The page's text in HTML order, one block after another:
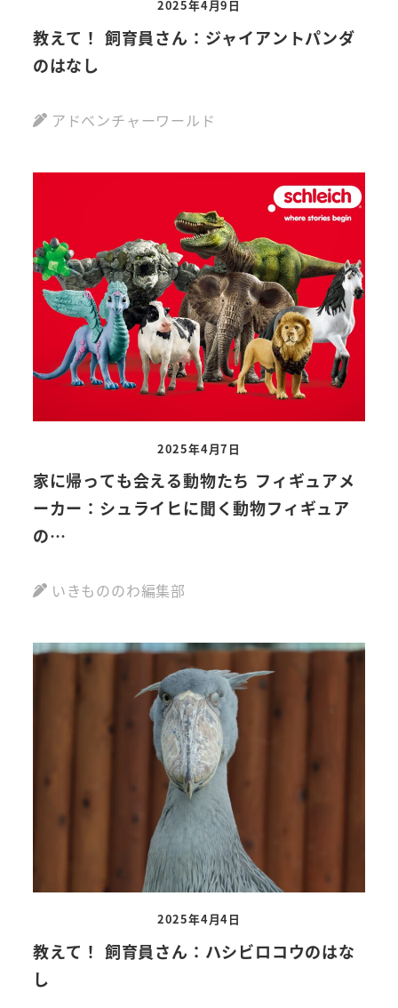
2025年4月9日
教えて！ 飼育員さん：ジャイアントパンダ
のはなし
アドベンチャーワールド
2025年4月7日
家に帰っても会える動物たち フィギュアメ
ーカー：シュライヒに聞く動物フィギュア
の…
いきもののわ編集部
2025年4月4日
教えて！ 飼育員さん：ハシビロコウのはな
し